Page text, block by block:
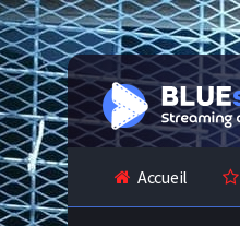
Accueil